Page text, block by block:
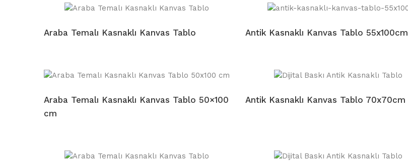
Araba Temalı Kasnaklı Kanvas Tablo Antik Kasnaklı Kanvas Tablo 55x100cm
Araba Temalı Kasnaklı Kanvas Tablo 50×100
cm
Antik Kasnaklı Kanvas Tablo 70x70cm